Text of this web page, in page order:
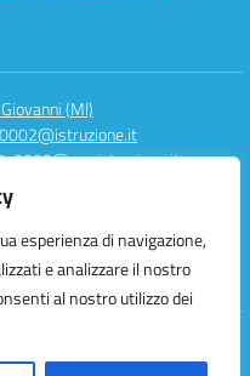
esperienza di navigazione,
e analizzare il nostro
al nostro utilizzo dei
(MI)